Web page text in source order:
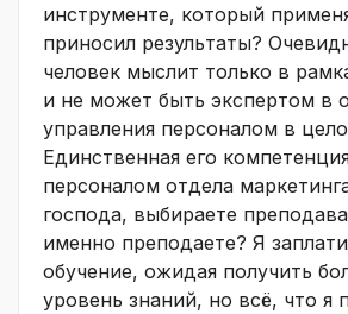
инструменте, который
приносил результаты?
человек мыслит только в
и не может быть экспертом в
управления персоналом в
Единственная его
персоналом отдела
господа, выбираете
именно преподаете? Я
обучение, ожидая получить
уровень знаний, но всё, что я